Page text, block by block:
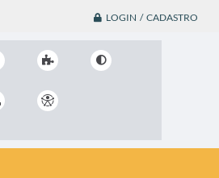
LOGIN / CADASTRO